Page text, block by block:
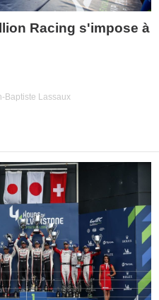
Racing s'impose à
Baptiste Lassaux
exclusif dans les coulisses